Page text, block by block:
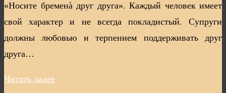
«Носите бременà друг друга». Каждый человек имеет
свой характер и не всегда покладистый. Супруги
должны любовью и терпением поддерживать друг
друга…
Читать далее